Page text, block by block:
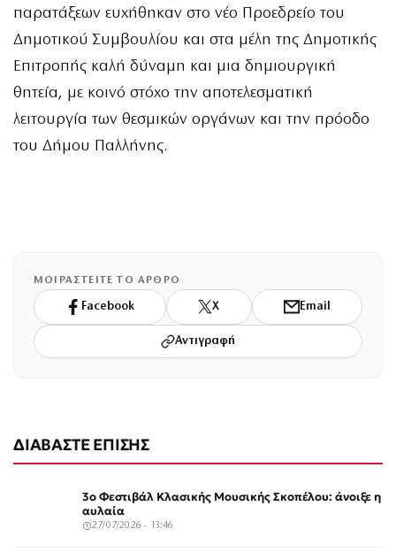
παρατάξεων ευχήθηκαν στο νέο Προεδρείο του
Δημοτικού Συμβουλίου και στα μέλη της Δημοτικής
Επιτροπής καλή δύναμη και μια δημιουργική
θητεία, με κοινό στόχο την αποτελεσματική
λειτουργία των θεσμικών οργάνων και την πρόοδο
του Δήμου Παλλήνης.
ΜΟΙΡΑΣΤΕΙΤΕ ΤΟ ΑΡΘΡΟ
Facebook X Email
Αντιγραφή
ΔΙΑΒΑΣΤΕ ΕΠΙΣΗΣ
3ο Φεστιβάλ Κλασικής Μουσικής Σκοπέλου: άνοιξε η
αυλαία
27/07/2026 - 13:46